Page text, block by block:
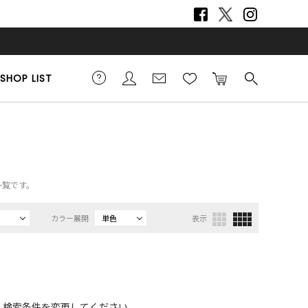
SHOP LIST
です。
カラー展開 単色 表示